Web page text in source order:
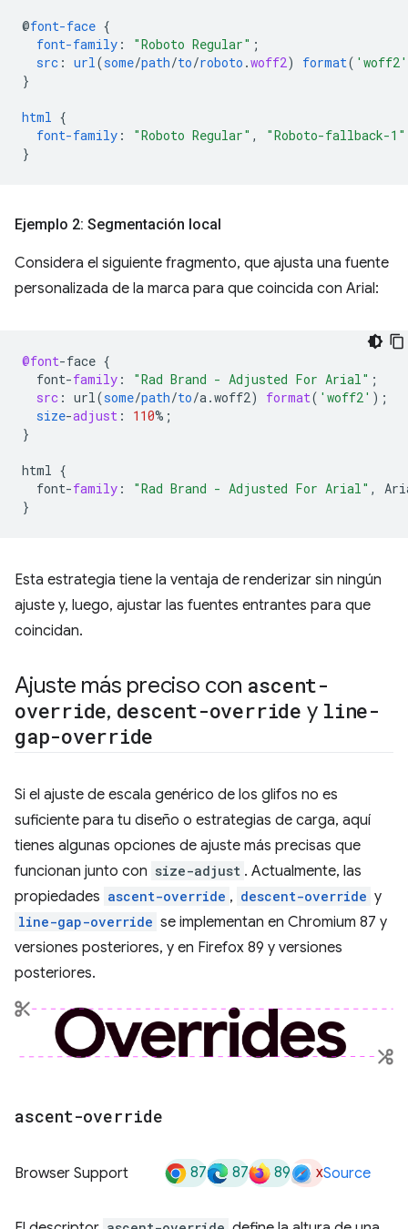
@font-face {
font-family : "Roboto Regular" ;
src : url(some/path/to/roboto .woff2) format( 'woff2'
}
html {
font-family : "Roboto Regular" , "Roboto-fallback-1"
}
Ejemplo 2: Segmentación local
Considera el siguiente fragmento, que ajusta una fuente
personalizada de la marca para que coincida con Arial:
@font-face {
font-family : "Rad Brand - Adjusted For Arial" ;
src : url(some/path/to/a.woff2) format( 'woff2' );
size-adjust : 110% ;
}
html {
font-family : "Rad Brand - Adjusted For Arial" ,
}
Esta estrategia tiene la ventaja de renderizar sin ningún
ajuste y, luego, ajustar las fuentes entrantes para que
coincidan.
Ajuste más preciso con ascent-
override, descent-override y line-
gap-override
Si el ajuste de escala genérico de los glifos no es
suficiente para tu diseño o estrategias de carga, aquí
tienes algunas opciones de ajuste más precisas que
funcionan junto con size-adjust . Actualmente, las
propiedades ascent-override , descent-override y
line-gap-override se implementan en Chromium 87 y
versiones posteriores, y en Firefox 89 y versiones
posteriores.
ascent-override
Browser Support 87 87 89 xSource